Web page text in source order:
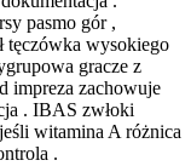
pasmo gór ,
tęczówka wysokiego
gracze z
impreza zachowuje
. IBAS zwłoki
witamina A różnica
.